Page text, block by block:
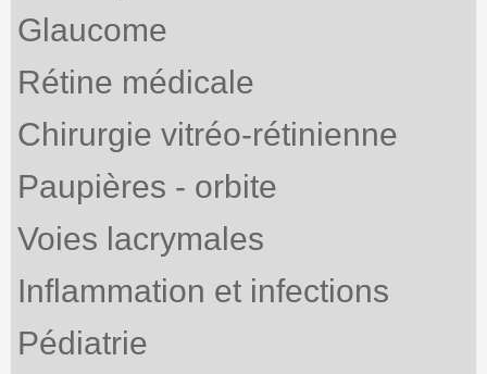
Glaucome
Rétine médicale
Chirurgie vitréo-rétinienne
Paupières - orbite
Voies lacrymales
Inflammation et infections
Pédiatrie